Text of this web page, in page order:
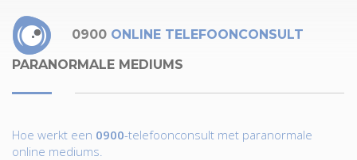
0900 ONLINE TELEFOONCONSULT
PARANORMALE MEDIUMS
Hoe werkt een 0900-telefoonconsult met paranormale
online mediums.